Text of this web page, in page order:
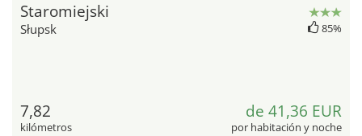
Staromiejski
Słupsk 85%
7,82
kilómetros
de 41,36 EUR
por habitación y noche